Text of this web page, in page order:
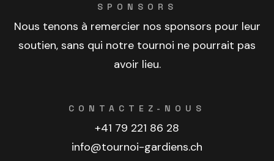
SPONSORS
Nous tenons à remercier nos sponsors pour leur
soutien, sans qui notre tournoi ne pourrait pas
avoir lieu.
CONTACTEZ-NOUS
+41 79 221 86 28
info@tournoi-gardiens.ch